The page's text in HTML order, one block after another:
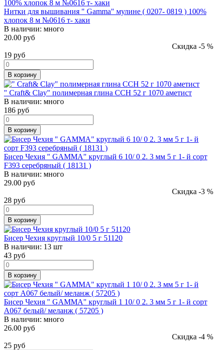
Нитки для вышивания " Gamma" мулине ( 0207- 0819 ) 100%
хлопок 8 м №0616 т- хаки
В наличии: много
20.00 руб
Скидка -5 %
19 руб
В корзину
" Craft& Clay" полимерная глина CCH 52 г 1070 аметист
В наличии: много
186 руб
В корзину
Бисер Чехия " GAMMA" круглый 6 10/ 0 2. 3 мм 5 г 1- й сорт
F393 серебряный ( 18131 )
В наличии: много
29.00 руб
Скидка -3 %
28 руб
В корзину
Бисер Чехия круглый 10/0 5 г 51120
В наличии: 13 шт
43 руб
В корзину
Бисер Чехия " GAMMA" круглый 1 10/ 0 2. 3 мм 5 г 1- й сорт
A067 белый/ меланж ( 57205 )
В наличии: много
26.00 руб
Скидка -4 %
25 руб